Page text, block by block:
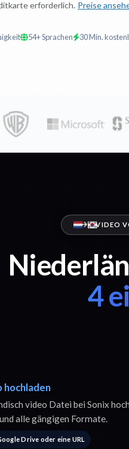
erforderlich. Preise
54+ Sprachen 30 Min.
VIDEO
4
hochladen
video Datei bei Sonix
alle gängigen Formate.
Drive oder eine URL